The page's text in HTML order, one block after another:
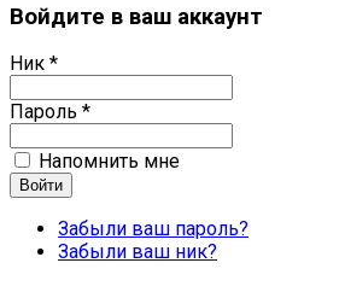
Войдите в ваш аккаунт
Ник *
Пароль *
Напомнить мне
Забыли ваш пароль?
Забыли ваш ник?